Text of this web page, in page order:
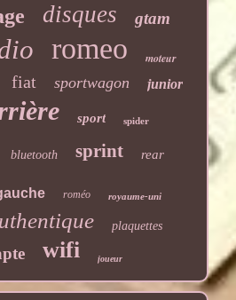
disques gtam
romeo moteur
fiat sportwagon junior
sport spider
bluetooth sprint rear
roméo royaume-uni
plaquettes
wifi joueur